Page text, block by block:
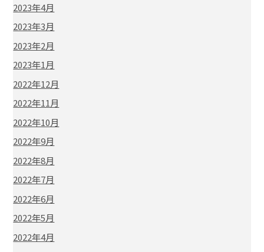
2023年4月
2023年3月
2023年2月
2023年1月
2022年12月
2022年11月
2022年10月
2022年9月
2022年8月
2022年7月
2022年6月
2022年5月
2022年4月